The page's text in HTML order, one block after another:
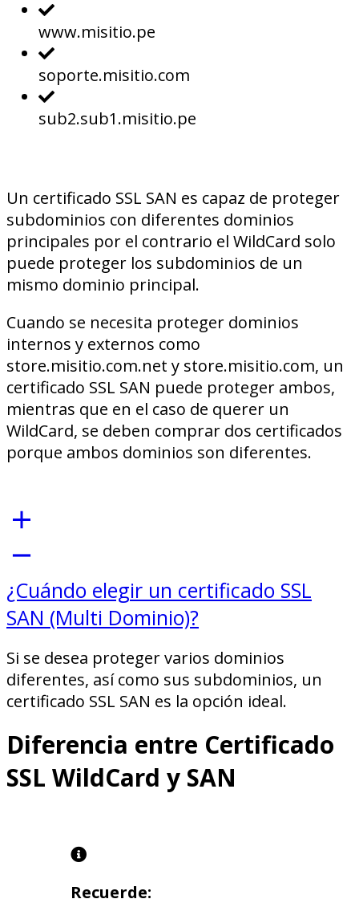
www.misitio.pe
soporte.misitio.com
sub2.sub1.misitio.pe
Un certificado SSL SAN es capaz de proteger
subdominios con diferentes dominios
principales por el contrario el WildCard solo
puede proteger los subdominios de un
mismo dominio principal.
Cuando se necesita proteger dominios
internos y externos como
store.misitio.com.net y store.misitio.com, un
certificado SSL SAN puede proteger ambos,
mientras que en el caso de querer un
WildCard, se deben comprar dos certificados
porque ambos dominios son diferentes.
¿Cuándo elegir un certificado SSL
SAN (Multi Dominio)?
Si se desea proteger varios dominios
diferentes, así como sus subdominios, un
certificado SSL SAN es la opción ideal.
Diferencia entre Certificado
SSL WildCard y SAN
Recuerde: